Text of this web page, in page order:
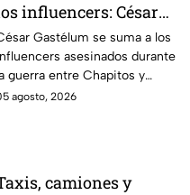
influencers: César
se suma a
de asesinados
guerra de
Chapitos-Mayiza
Gastélum se suma a los
asesinados durante
guerra entre Chapitos y
conoce los casos
agosto, 2026
camiones y